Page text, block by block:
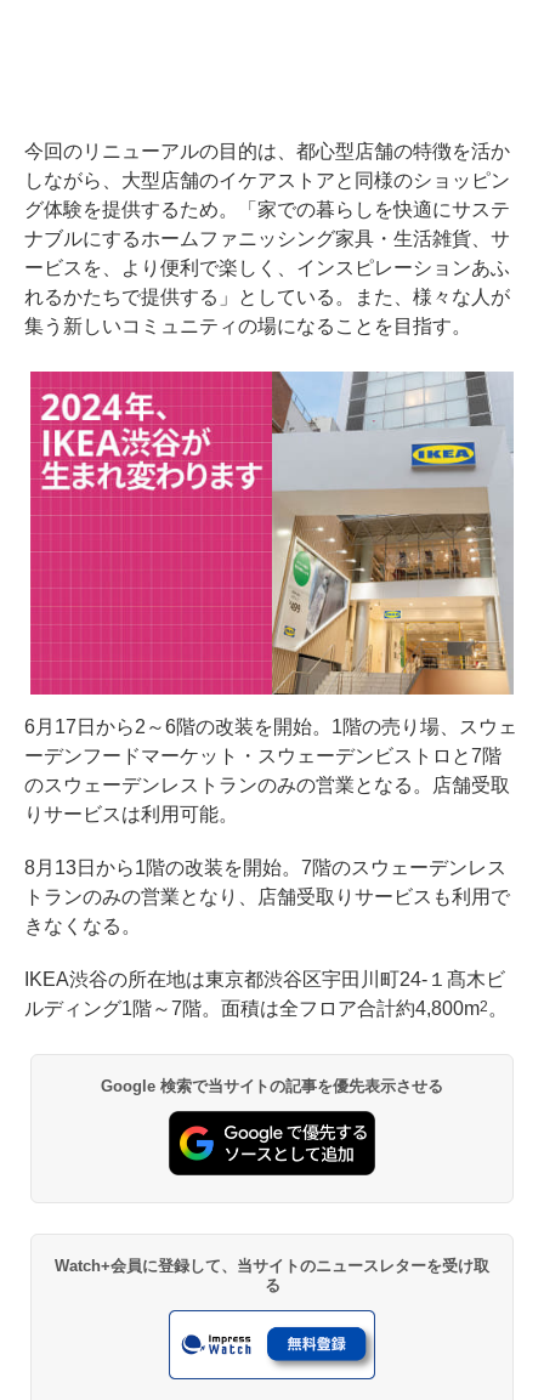
今回のリニューアルの目的は、都心型店舗の特徴を活か
しながら、大型店舗のイケアストアと同様のショッピン
グ体験を提供するため。「家での暮らしを快適にサステ
ナブルにするホームファニッシング家具・生活雑貨、サ
ービスを、より便利で楽しく、インスピレーションあふ
れるかたちで提供する」としている。また、様々な人が
集う新しいコミュニティの場になることを目指す。
6月17日から2～6階の改装を開始。1階の売り場、スウェ
ーデンフードマーケット・スウェーデンビストロと7階
のスウェーデンレストランのみの営業となる。店舗受取
りサービスは利用可能。
8月13日から1階の改装を開始。7階のスウェーデンレス
トランのみの営業となり、店舗受取りサービスも利用で
きなくなる。
IKEA渋谷の所在地は東京都渋谷区宇田川町24-１髙木ビ
ルディング1階～7階。面積は全フロア合計約4,800m2 。
Google 検索で当サイトの記事を優先表示させる
Watch+会員に登録して、当サイトのニュースレターを受け取
る